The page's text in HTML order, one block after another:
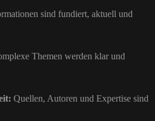
sind fundiert, aktuell und
Themen werden klar und
Quellen, Autoren und Expertise sind